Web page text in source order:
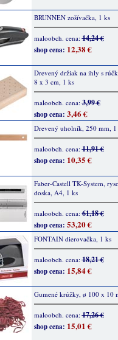
BRUNNEN zošívačka, 1 ks
maloobch. cena:14,24 €
shop cena: 12,38 €
Drevený držiak na ihly s
8 x 3 cm, 1 ks
maloobch. cena:3,99 €
shop cena: 3,46 €
Drevený uholník, 250 mm, 1
maloobch. cena:11,91 €
shop cena: 10,35 €
Faber-Castell TK-System,
doska, A4, 1 ks
maloobch. cena:61,18 €
shop cena: 53,20 €
FONTAIN dierovačka, 1 ks
maloobch. cena:18,21 €
shop cena: 15,84 €
Gumené krúžky, ø 100 x 10
maloobch. cena:17,26 €
shop cena: 15,01 €